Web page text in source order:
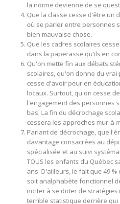
la norme devienne de se
Que la classe cesse d'être un
où se parler entre personnes
bien mauvaise chose.
Que les cadres scolaires
dans la paperasse qu'ils en
Qu'on mette fin aux débats
scolaires, qu'on donne du
cesse d'avoir peur en
locaux. Surtout, qu'on cesse
l'engagement des personnes
bas. La fin du décrochage
cessera les approches mur-à-
Parlant de décrochage, que
davantage consacrées au
spécialisée et au suivi
TOUS les enfants du Québec
ans. D'ailleurs, le fait que 49
soit analphabète fonctionnel
inciter à se doter de
terrible statistique derrière qui